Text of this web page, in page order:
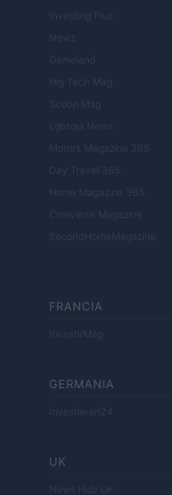
Investing Plus
Newz
Gameland
Hig Tech Mag
Scoop Mag
Lgbtqia News
Motors Magazine 365
Day Travel 365
Home Magazine 365
Cineverse Magazine
SecondHomeMagazine
FRANCIA
InvestirMag
GERMANIA
Investieren24
UK
News Hub UK